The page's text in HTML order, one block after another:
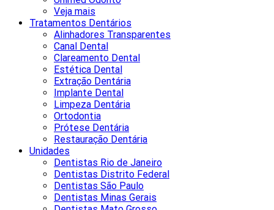
Veja mais
Tratamentos Dentários
Alinhadores Transparentes
Canal Dental
Clareamento Dental
Estética Dental
Extração Dentária
Implante Dental
Limpeza Dentária
Ortodontia
Prótese Dentária
Restauração Dentária
Unidades
Dentistas Rio de Janeiro
Dentistas Distrito Federal
Dentistas São Paulo
Dentistas Minas Gerais